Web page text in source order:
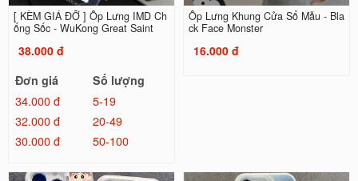
[ KÈM GIÁ ĐỠ ] Ốp Lưng IMD Ch
ống Sốc - WuKong Great Saint
38.000 đ
Đơn giá
Số lượng
34.000 đ
5-19
32.000 đ
20-49
30.000 đ
50-100
Ốp Lưng Khung Cửa Sổ Mẫu - Bla
ck Face Monster
16.000 đ